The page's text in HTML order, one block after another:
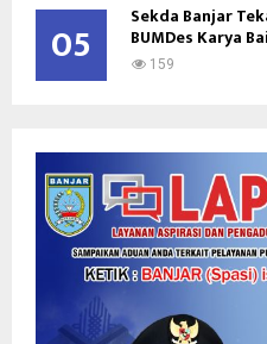
05 Sekda Banjar
BUMDes Karya
159